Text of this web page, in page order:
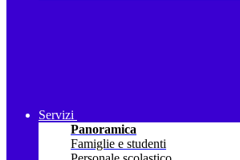
Servizi
Panoramica
Famiglie e studenti